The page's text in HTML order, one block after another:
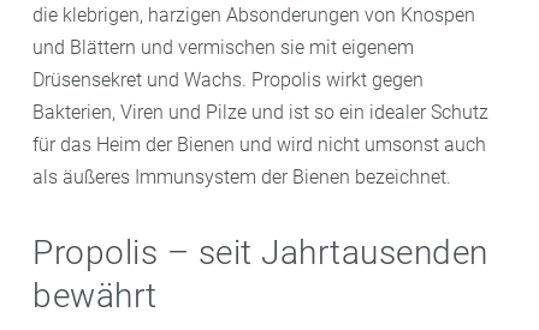
die klebrigen, harzigen Absonderungen von Knospen
und Blättern und vermischen sie mit eigenem
Drüsensekret und Wachs. Propolis wirkt gegen
Bakterien, Viren und Pilze und ist so ein idealer Schutz
für das Heim der Bienen und wird nicht umsonst auch
als äußeres Immunsystem der Bienen bezeichnet.
Propolis – seit Jahrtausenden
bewährt